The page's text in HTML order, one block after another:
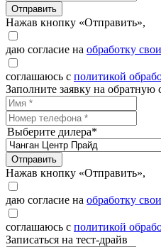
Отправить
Нажав кнопку «Отправить»,
даю согласие на обработку
соглашаюсь с политикой
Заполните заявку на обратную
Выберите дилера*
Отправить
Нажав кнопку «Отправить»,
даю согласие на обработку
соглашаюсь с политикой
Записаться на тест-драйв